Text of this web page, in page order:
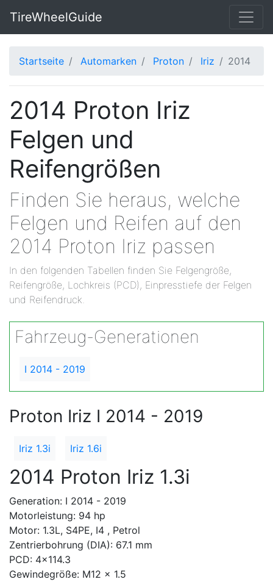
TireWheelGuide
Startseite Automarken Proton Iriz 2014
2014 Proton Iriz
Felgen und
Reifengrößen
Finden Sie heraus, welche
Felgen und Reifen auf den
2014 Proton Iriz passen
In den folgenden Tabellen finden Sie Felgengröße,
Reifengröße, Lochkreis (PCD), Einpresstiefe der Felgen
und Reifendruck.
Fahrzeug-Generationen
I 2014 - 2019
Proton Iriz I 2014 - 2019
Iriz 1.3i Iriz 1.6i
2014 Proton Iriz 1.3i
Generation: I 2014 - 2019
Motorleistung: 94 hp
Motor: 1.3L, S4PE, I4 , Petrol
Zentrierbohrung (DIA): 67.1 mm
PCD: 4x114.3
Gewindegröße: M12 x 1.5